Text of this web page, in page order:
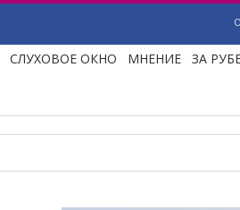
СЛУХОВОЕ ОКНО МНЕНИЕ ЗА